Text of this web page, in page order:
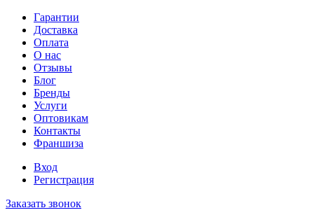
Гарантии
Доставка
Оплата
О нас
Отзывы
Блог
Бренды
Услуги
Оптовикам
Контакты
Франшиза
Вход
Регистрация
Заказать звонок